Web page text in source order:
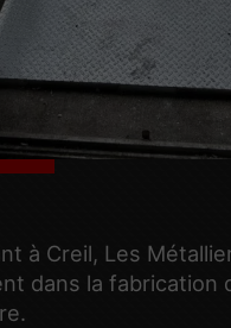
à Creil, Les
dans la fabrication